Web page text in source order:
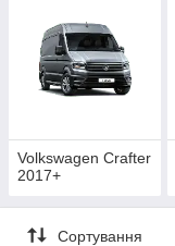
Volkswagen Crafter
2017+
Сортування